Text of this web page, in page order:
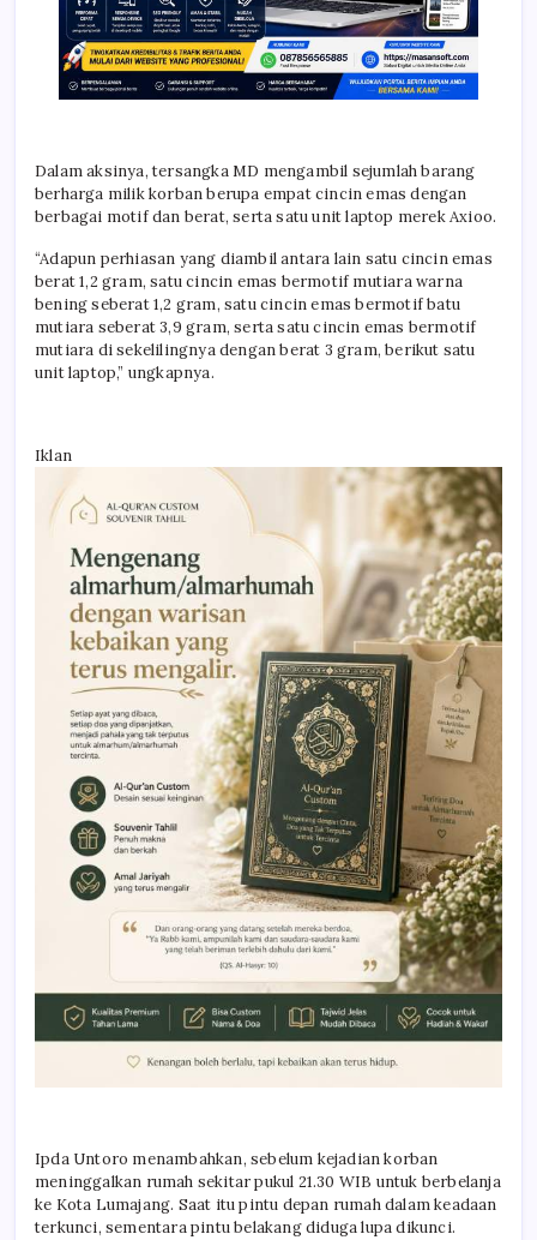
Dalam aksinya, tersangka MD mengambil sejumlah barang
berharga milik korban berupa empat cincin emas dengan
berbagai motif dan berat, serta satu unit laptop merek Axioo.
“Adapun perhiasan yang diambil antara lain satu cincin emas
berat 1,2 gram, satu cincin emas bermotif mutiara warna
bening seberat 1,2 gram, satu cincin emas bermotif batu
mutiara seberat 3,9 gram, serta satu cincin emas bermotif
mutiara di sekelilingnya dengan berat 3 gram, berikut satu
unit laptop,” ungkapnya.
Iklan
Ipda Untoro menambahkan, sebelum kejadian korban
meninggalkan rumah sekitar pukul 21.30 WIB untuk berbelanja
ke Kota Lumajang. Saat itu pintu depan rumah dalam keadaan
terkunci, sementara pintu belakang diduga lupa dikunci.